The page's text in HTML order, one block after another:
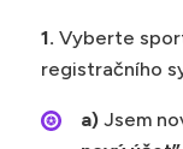
1. Vyberte
registračního
a)Jsem